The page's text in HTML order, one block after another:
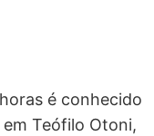
é conhecido
Teófilo Otoni,